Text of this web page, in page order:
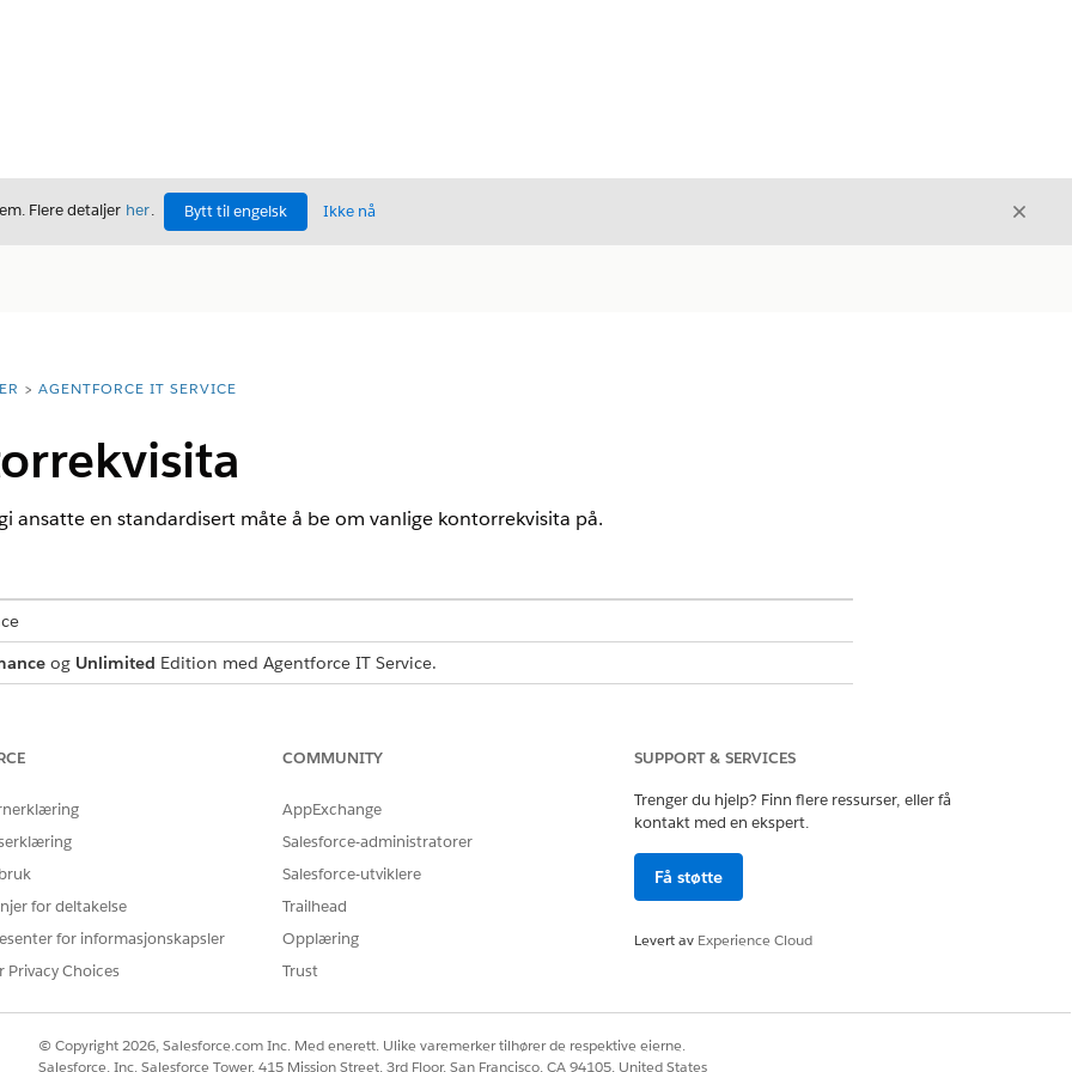
Flere detaljer her. Bytt til engelsk Ikke nå Avslutt
AGENTFORCE IT SERVICE
ansatte en standardisert måte å be om vanlige kontorrekvisita på.
og Unlimited Edition med Agentforce IT Service.
fanger opp disse detaljene fra den ansatte:
En detaljert liste over de forespurte kontorelementene, inkludert spesifikke mengder (for eksempel
forespørselen om manuell innfrielse til IT-teamet. Du kan bygge en flyt i Flow Builder for å
for deltakelse
for informasjonskapsler
Privacy Choices
COMMUNITY
AppExchange
Salesforce-administratorer
Salesforce-utviklere
Trailhead
Opplæring
Trust
SUPPORT & SERVICES
Trenger du hjelp? Finn flere ressurser, eller få
kontakt med en ekspert.
Få støtte
Levert av Experience Cloud
© Copyright 2026, Salesforce.com Inc. Med enerett. Ulike varemerker tilhører de respektive eierne.
Salesforce, Inc. Salesforce Tower, 415 Mission Street, 3rd Floor, San Francisco, CA 94105, United States